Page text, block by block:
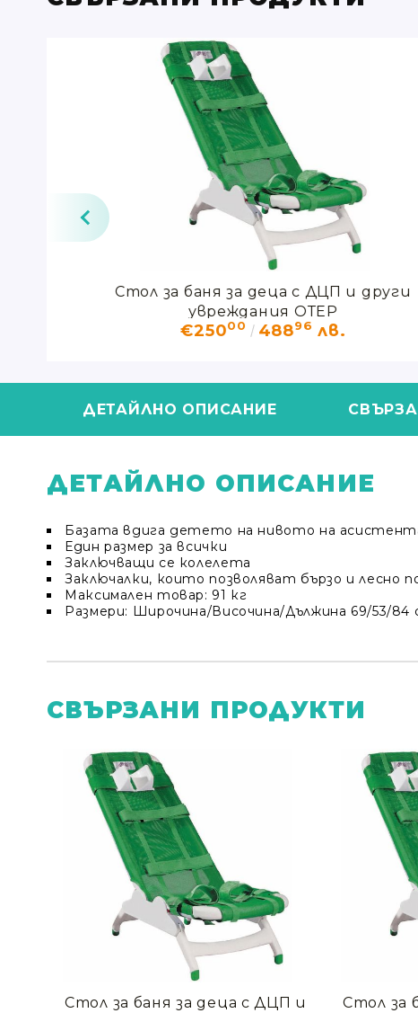
Стол за баня за деца с ДЦП и други
увреждания ОТЕР
€25000 48896 лв.
ДЕТАЙЛНО ОПИСАНИЕ
ДЕТАЙЛНО ОПИСАНИЕ
Базата вдига детето на нивото на
Един размер за всички
Заключващи се колелета
Заключалки, които позволяват бързо и лесно
Максимален товар: 91 кг
Размери: Широчина/Височина/Дължина 69/53/84
СВЪРЗАНИ ПРОДУКТИ
Стол за баня за деца с ДЦП и
Стол за